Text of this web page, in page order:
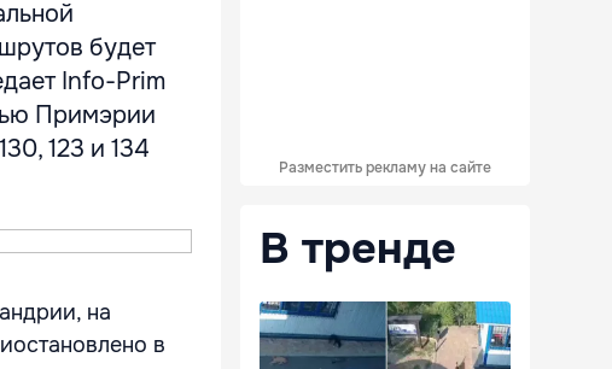
будет
Info-Prim
Примэрии
123 и 134
на
в
Разместить рекламу на сайте
В тренде